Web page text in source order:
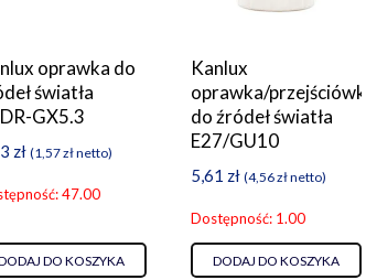
oprawka do
światła
GX5.3
zł (1,57złnetto)
47.00
DO KOSZYKA
Kanlux
oprawka/przejściówka
do źródeł światła
E27/GU10
5,61 zł (4,56złnetto)
Dostępność: 1.00
DODAJ DO KOSZYKA